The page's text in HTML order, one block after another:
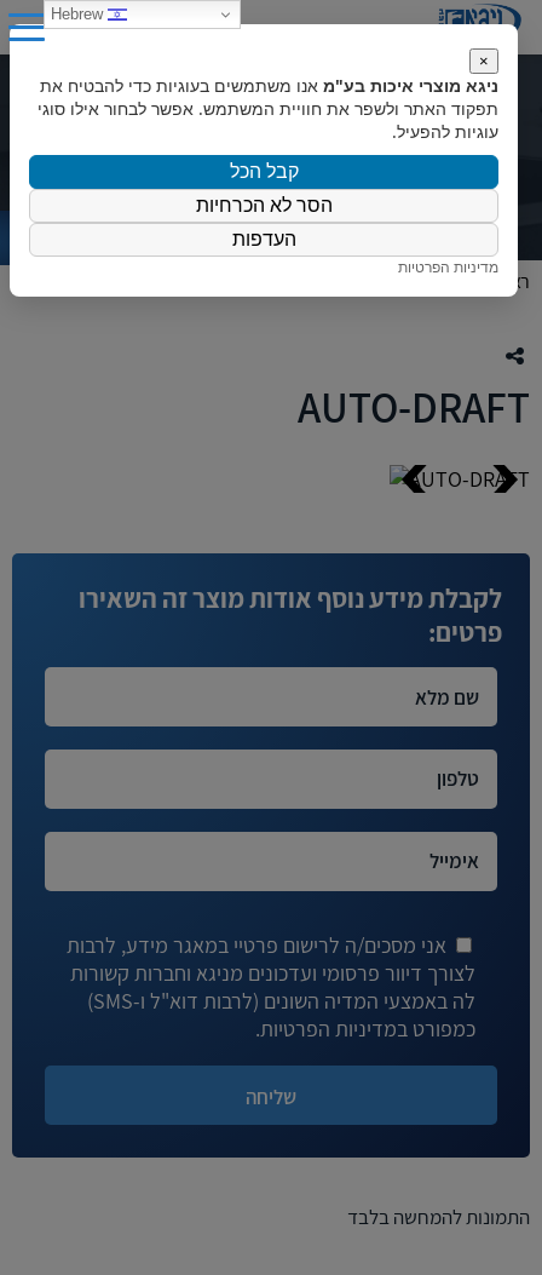
AUTO-DRAFT
ראשי
לקבלת מידע נוסף אודות מוצר זה השאירו
פרטים:
אני מסכים/ה לרישום פרטיי במאגר מידע, לרבות
לצורך דיוור פרסומי ועדכונים מניגא וחברות קשורות
לה באמצעי המדיה השונים (לרבות דוא"ל ו-SMS)
כמפורט במדיניות הפרטיות.
התמונות להמחשה בלבד
AUTO-DRAFT
×
ניגא מוצרי איכות בע"מ אנו משתמשים בעוגיות כדי להבטיח את
תפקוד האתר ולשפר את חוויית המשתמש. אפשר לבחור אילו סוגי
עוגיות להפעיל.
קבל הכל
הסר לא הכרחיות
העדפות
מדיניות הפרטיות
Hebrew